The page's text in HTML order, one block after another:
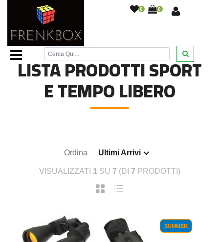
0 0
Home Page /Sport e tempo libero
LISTA PRODOTTI SPORT
E TEMPO LIBERO
Ordina Ultimi Arrivi
VISUALIZZATI 1 SU 7 (DI 7 PRODOTTI)
SUMMER